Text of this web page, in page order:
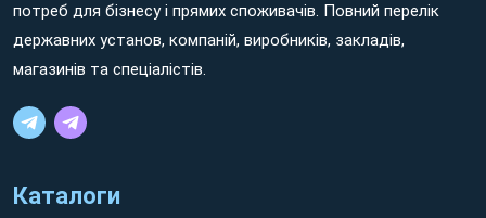
sit Іршава earum quos aut eaque voluptates. Eum sint quidem
hic cumque nisi et consequuntur molestiae id eaque vero! Non
rerum voluptatem et quos nesciunt sit galisum tempora eos
possimus facilis quo quis quia et tempora tenetur eum rerum
потреб для бізнесу і прямих споживачів. Повний перелік
державних установ, компаній, виробників, закладів,
магазинів та спеціалістів.
Каталоги